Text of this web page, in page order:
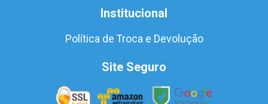
Institucional
Política de Troca e Devolução
Site Seguro